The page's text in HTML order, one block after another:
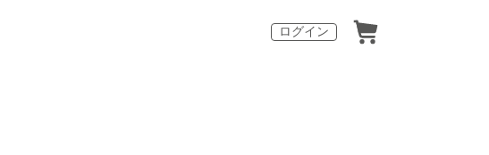
ログイン